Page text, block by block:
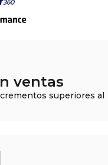
ventas
superiores al